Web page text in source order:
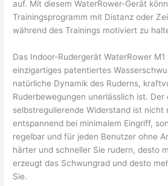
auf. Mit diesem WaterRower-Gerät
Trainingsprogramm mit Distanz oder
während des Trainings motiviert zu
Das Indoor-Rudergerät WaterRower
einzigartiges patentiertes
natürliche Dynamik des Ruderns,
Ruderbewegungen unerlässlich ist. Der
selbstregulierende Widerstand ist nicht
entspannend bei minimalem Eingriff,
regelbar und für jeden Benutzer ohne
härter und schneller Sie rudern, desto
erzeugt das Schwungrad und desto
Sie.